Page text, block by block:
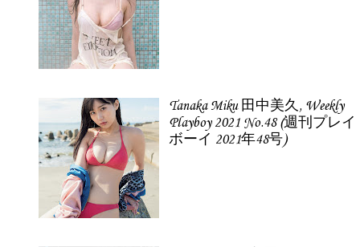
Tanaka Miku 田中美久, Weekly
Playboy 2021 No.48 (週刊プレイ
ボーイ 2021年48号)